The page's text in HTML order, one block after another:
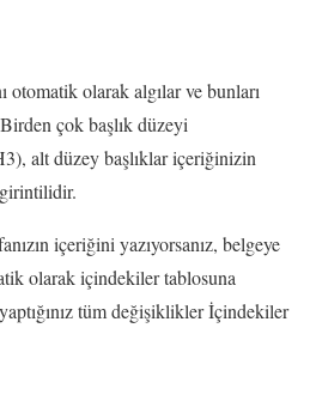
otomatik olarak algılar ve bunları
çok başlık düzeyi
alt düzey başlıklar içeriğinizin
girintilidir.
içeriğini yazıyorsanız, belgeye
olarak içindekiler tablosuna
tüm değişiklikler İçindekiler